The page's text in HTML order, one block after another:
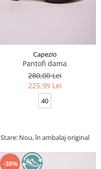
Capezio
Pantofi dama
280,00 Lei
225,99 Lei
40
Stare: Nou, în ambalaj original
-38%